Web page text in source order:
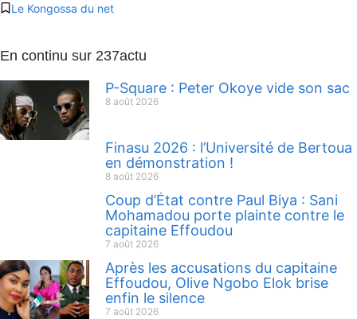
Le Kongossa du net
En continu sur 237actu
P-Square : Peter Okoye vide son sac
8 août 2026
Finasu 2026 : l’Université de Bertoua
en démonstration !
8 août 2026
Coup d’État contre Paul Biya : Sani
Mohamadou porte plainte contre le
capitaine Effoudou
7 août 2026
Après les accusations du capitaine
Effoudou, Olive Ngobo Elok brise
enfin le silence
7 août 2026